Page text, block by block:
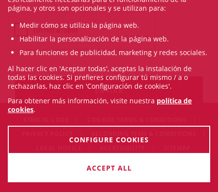
© Thu Aug 06 14:06:53 CEST 2026 Il·lustre Col·legi de
página, y otros son opcionales y se utilizan para:
Medir cómo se utiliza la página web.
Habilitar la personalización de la página web.
Para funciones de publicidad, marketing y redes sociales.
Al hacer clic en 'Aceptar todas', aceptas la instalación de
todas las cookies. Si prefieres configurar tú mismo / a o
rechazarlas, haz clic en 'Configuración de cookies'.
Para obtener más información, visite nuestra política de
cookies.
CONFIGURE COOKIES
ACCEPT ALL